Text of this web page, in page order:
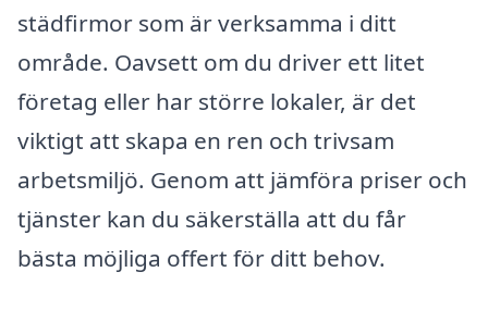
städfirmor som är verksamma i ditt
område. Oavsett om du driver ett litet
företag eller har större lokaler, är det
viktigt att skapa en ren och trivsam
arbetsmiljö. Genom att jämföra priser och
tjänster kan du säkerställa att du får
bästa möjliga offert för ditt behov.